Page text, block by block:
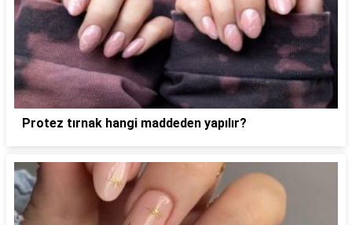
Protez tırnak hangi maddeden yapılır?